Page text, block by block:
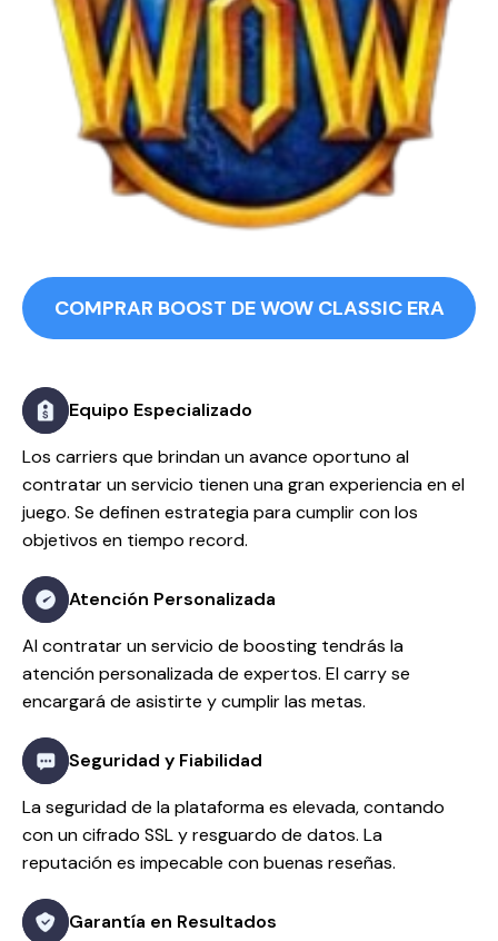
COMPRAR BOOST DE WOW CLASSIC ERA
Equipo Especializado
Los carriers que brindan un avance oportuno al
contratar un servicio tienen una gran experiencia en el
juego. Se definen estrategia para cumplir con los
objetivos en tiempo record.
Atención Personalizada
Al contratar un servicio de boosting tendrás la
atención personalizada de expertos. El carry se
encargará de asistirte y cumplir las metas.
Seguridad y Fiabilidad
La seguridad de la plataforma es elevada, contando
con un cifrado SSL y resguardo de datos. La
reputación es impecable con buenas reseñas.
Garantía en Resultados